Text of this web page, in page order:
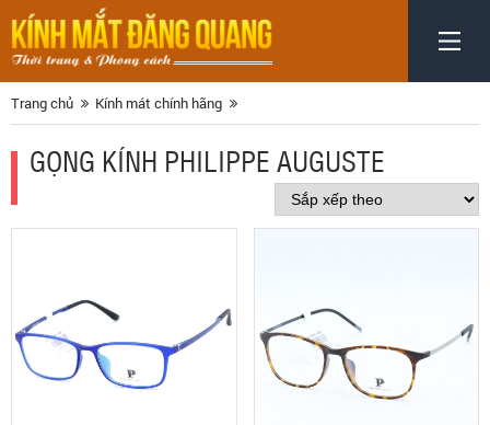
Trang chủ Kính mát chính hãng
GỌNG KÍNH PHILIPPE AUGUSTE